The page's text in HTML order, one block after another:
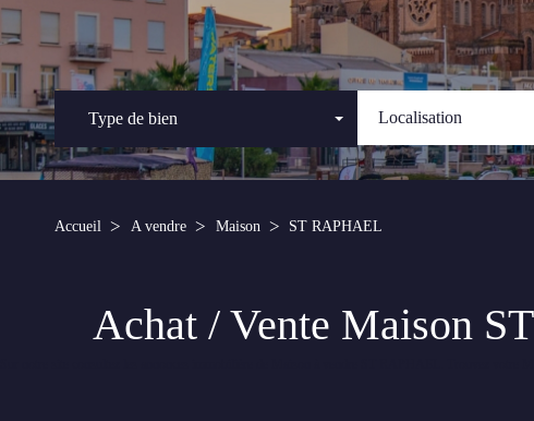
Type de bien
Accueil A vendre Maison ST RAPHAEL
Achat / Vente Maison